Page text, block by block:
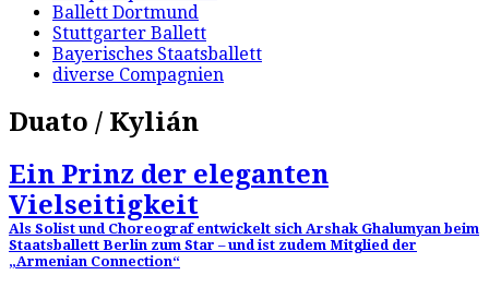
Ballett Dortmund
Stuttgarter Ballett
Bayerisches Staatsballett
diverse Compagnien
Duato / Kylián
Ein Prinz der eleganten
Vielseitigkeit
Als Solist und Choreograf entwickelt sich Arshak Ghalumyan beim
Staatsballett Berlin zum Star – und ist zudem Mitglied der
„Armenian Connection“